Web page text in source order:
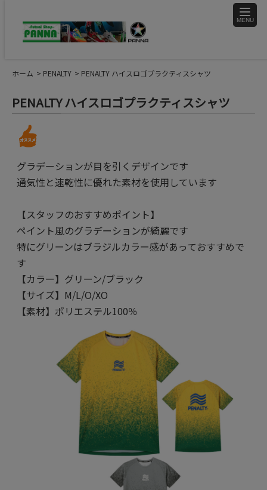
toggle
ホーム PENALTY PENALTY ハイスロゴプラクティスシャツ
PENALTY ハイスロゴプラクティスシャツ
グラデーションが目を引くデザインです
通気性と速乾性に優れた素材を使用しています
【スタッフのおすすめポイント】
ペイント風のグラデーションが綺麗です
特にグリーンはブラジルカラー感があっておすすめで
す
【カラー】グリーン/ブラック
【サイズ】M/L/O/XO
【素材】ポリエステル100％